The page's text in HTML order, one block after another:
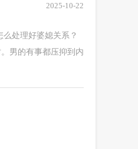
2025-10-22
处理好婆媳关系？
男的有事都压抑到内